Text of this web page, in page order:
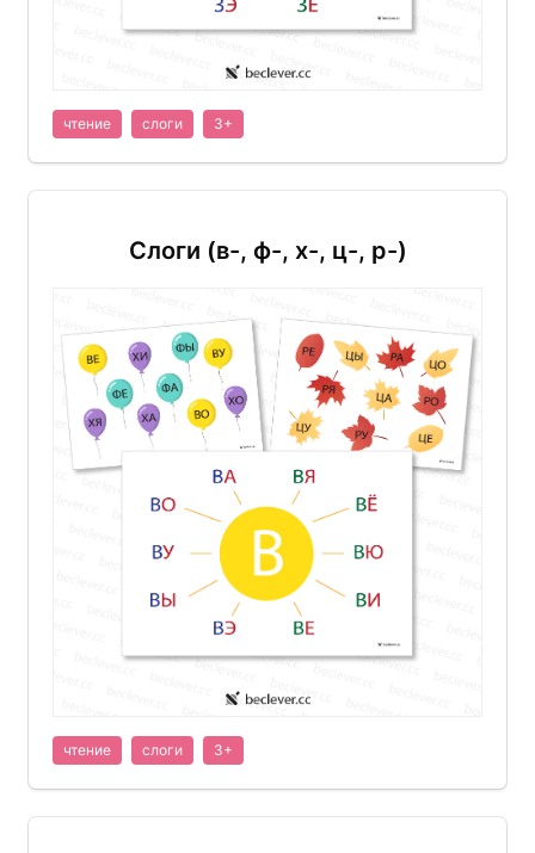
чтение слоги 3+
Слоги (в-, ф-, х-, ц-, р-)
чтение слоги 3+